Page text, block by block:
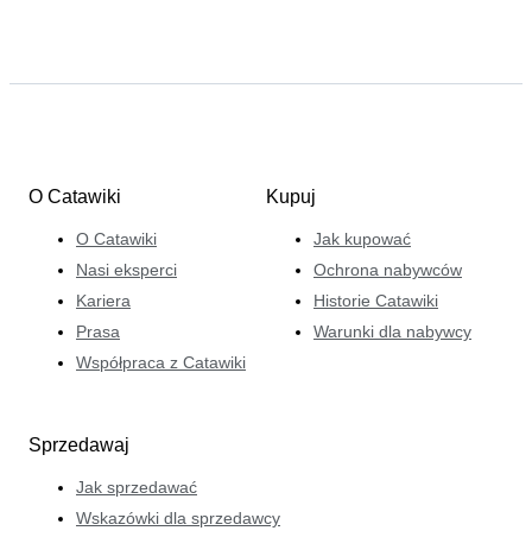
O Catawiki
O Catawiki
Nasi eksperci
Kariera
Prasa
Współpraca z Catawiki
Kupuj
Jak kupować
Ochrona nabywców
Historie Catawiki
Warunki dla nabywcy
Sprzedawaj
Jak sprzedawać
Wskazówki dla sprzedawcy